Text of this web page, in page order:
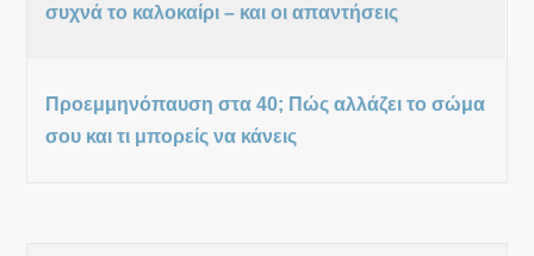
συχνά το καλοκαίρι – και οι απαντήσεις
Προεμμηνόπαυση στα 40; Πώς αλλάζει το σώμα
σου και τι μπορείς να κάνεις